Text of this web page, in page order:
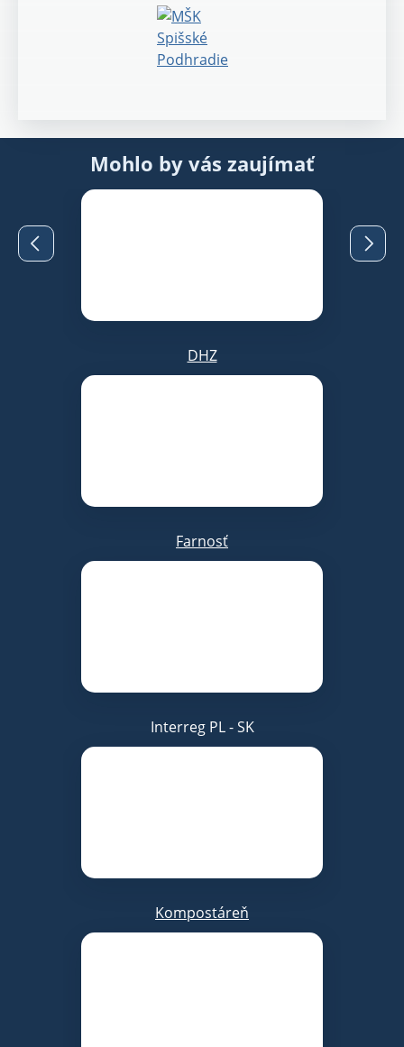
Mohlo by vás zaujímať
DHZ
Farnosť
Interreg PL - SK
Kompostáreň